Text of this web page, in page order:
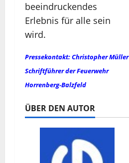
beeindruckendes
Erlebnis für alle sein
wird.
Pressekontakt: Christopher Müller
Schriftführer der Feuerwehr
Horrenberg-Balzfeld
ÜBER DEN AUTOR